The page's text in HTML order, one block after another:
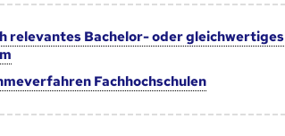
relevantes Bachelor- oder gleichwertiges
Fachhochschulen